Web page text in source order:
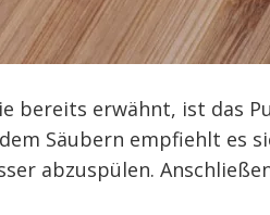
bereits erwähnt, ist das
Säubern empfiehlt es
abzuspülen.